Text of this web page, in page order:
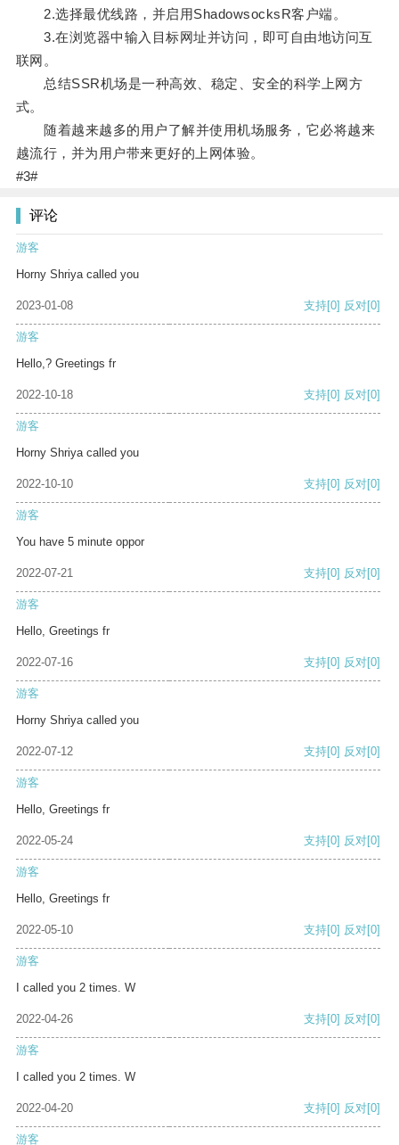
2.选择最优线路，并启用ShadowsocksR客户端。
3.在浏览器中输入目标网址并访问，即可自由地访问互
联网。
总结SSR机场是一种高效、稳定、安全的科学上网方
式。
随着越来越多的用户了解并使用机场服务，它必将越来
越流行，并为用户带来更好的上网体验。
#3#
评论
游客
Horny Shriya called you
2023-01-08 支持[0] 反对[0]
游客
Hello,? Greetings fr
2022-10-18 支持[0] 反对[0]
游客
Horny Shriya called you
2022-10-10 支持[0] 反对[0]
游客
You have 5 minute oppor
2022-07-21 支持[0] 反对[0]
游客
Hello, Greetings fr
2022-07-16 支持[0] 反对[0]
游客
Horny Shriya called you
2022-07-12 支持[0] 反对[0]
游客
Hello, Greetings fr
2022-05-24 支持[0] 反对[0]
游客
Hello, Greetings fr
2022-05-10 支持[0] 反对[0]
游客
I called you 2 times. W
2022-04-26 支持[0] 反对[0]
游客
I called you 2 times. W
2022-04-20 支持[0] 反对[0]
游客